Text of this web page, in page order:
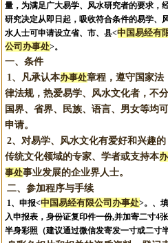
量，为满足广大易学、风水研究者的要求，
研究决定从即日起，吸收符合条件的易学、
水人士可申请设立省、市、县<中国易经有
公司办事处>。
一、条件
1、凡承认本办事处章程，遵守国家法
律法规，热爱易学、风水文化者，不分
国界、省界、民族、语言、男女等均可
申请。
2、对易学、风水文化有爱好和兴趣的
传统文化领域的专家、学者或支持本办
事处事业发展的企业界人士。
二、参加程序与手续
1、申报<中国易经有限公司办事处>。 、填
入申报表，身份证复印件一份,并加寄二寸4张
半身彩照（建议通过微信发寄发一寸或二寸